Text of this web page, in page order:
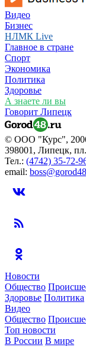
Видео
Бизнес
НЛМК Live
Главное в стране
Спорт
Экономика
Политика
Здоровье
А знаете ли вы
Говорит Липецк
© ООО "Курс",
398001, Липецк,
Тел.: (4742) 35-72-
email:
Новости
Общество
Здоровье Политика
Видео
Общество
Топ новости
В России В мире